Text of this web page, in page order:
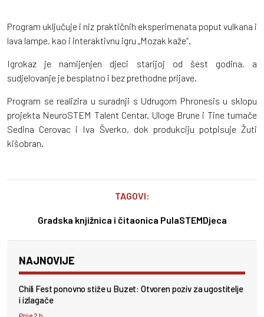
Program uključuje i niz praktičnih eksperimenata poput vulkana i
lava lampe, kao i interaktivnu igru „Mozak kaže“.
Igrokaz je namijenjen djeci starijoj od šest godina, a
sudjelovanje je besplatno i bez prethodne prijave.
Program se realizira u suradnji s Udrugom Phronesis u sklopu
projekta NeuroSTEM Talent Centar. Uloge Brune i Tine tumače
Sedina Cerovac i Iva Šverko, dok produkciju potpisuje Žuti
kišobran.
TAGOVI:
Gradska knjižnica i čitaonica PulaSTEMDjeca
NAJNOVIJE
Chili Fest ponovno stiže u Buzet: Otvoren poziv za ugostitelje
i izlagače
Prije 2 h